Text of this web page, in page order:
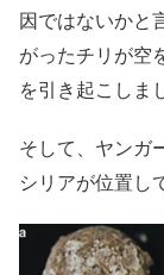
因ではないかと
がったチリが空
を引き起こしま
そして、ヤンガ
シリアが位置し